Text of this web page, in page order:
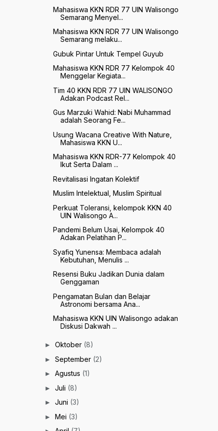
Mahasiswa KKN RDR 77 UIN Walisongo
Semarang Menyel...
Mahasiswa KKN RDR 77 UIN Walisongo
Semarang melaku...
Gubuk Pintar Untuk Tempel Guyub
Mahasiswa KKN RDR 77 Kelompok 40
Menggelar Kegiata...
Tim 40 KKN RDR 77 UIN WALISONGO
Adakan Podcast Rel...
Gus Marzuki Wahid: Nabi Muhammad
adalah Seorang Fe...
Usung Wacana Creative With Nature,
Mahasiswa KKN U...
Mahasiswa KKN RDR-77 Kelompok 40
Ikut Serta Dalam ...
Revitalisasi Ingatan Kolektif
Muslim Intelektual, Muslim Spiritual
Perkuat Toleransi, kelompok KKN 40
UIN Walisongo A...
Pandemi Belum Usai, Kelompok 40
Adakan Pelatihan P...
Syafiq Yunensa: Membaca adalah
Kebutuhan, Menulis ...
Resensi Buku Jadikan Dunia dalam
Genggaman
Pengamatan Bulan dan Belajar
Astronomi bersama Ana...
Mahasiswa KKN UIN Walisongo adakan
Diskusi Dakwah ...
► Oktober (8)
► September (2)
► Agustus (1)
► Juli (8)
► Juni (3)
► Mei (3)